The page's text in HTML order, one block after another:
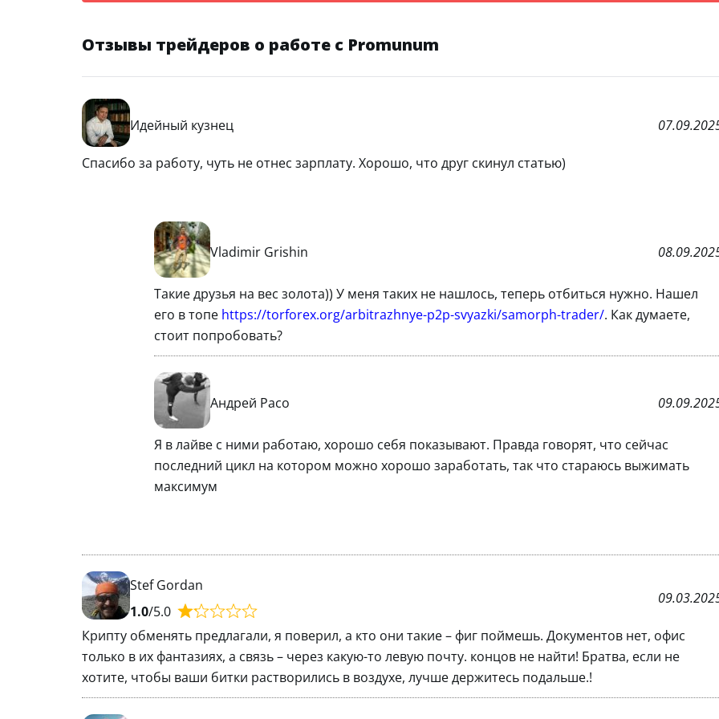
Отзывы трейдеров о работе с Promunum
Идейный кузнец
Спасибо за работу, чуть не отнес зарплату. Хорошо, что друг скинул статью)
Vladimir Grishin
Такие друзья на вес золота)) У меня таких не нашлось, теперь отбиться нужно. Нашел
его в топе https://torforex.org/arbitrazhnye-p2p-svyazki/samorph-trader/. Как думаете,
стоит попробовать?
Андрей Расо
Я в лайве с ними работаю, хорошо себя показывают. Правда говорят, что сейчас
последний цикл на котором можно хорошо заработать, так что стараюсь выжимать
максимум
Stef Gordan
1.0/5.0
Крипту обменять предлагали, я поверил, а кто они такие – фиг поймешь. Документов нет, офис
только в их фантазиях, а связь – через какую-то левую почту. концов не найти! Братва, если не
хотите, чтобы ваши битки растворились в воздухе, лучше держитесь подальше.!